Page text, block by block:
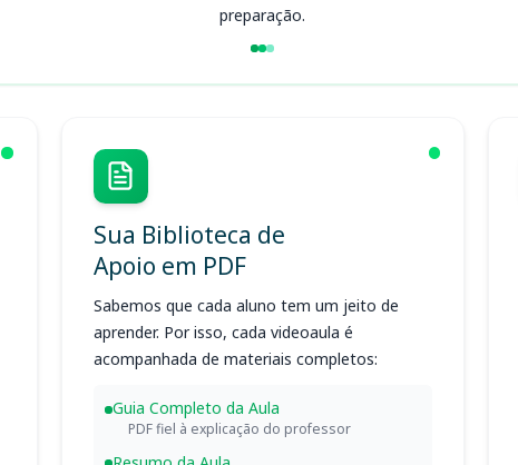
preparação.
Sua Biblioteca de
Apoio em PDF
Sabemos que cada aluno tem um jeito de
aprender. Por isso, cada videoaula é
acompanhada de materiais completos:
Guia Completo da Aula
PDF fiel à explicação do professor